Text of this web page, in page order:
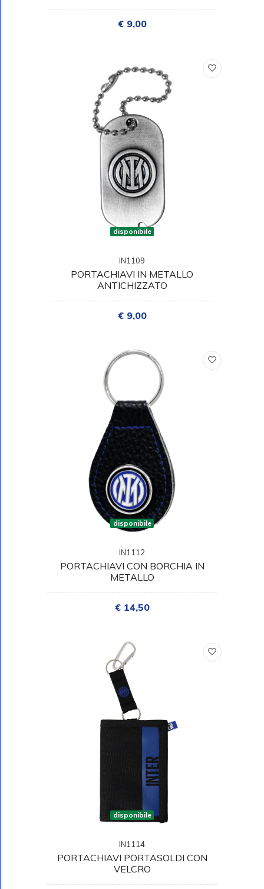
€ 9,00
disponibile
IN1109
PORTACHIAVI IN METALLO
ANTICHIZZATO
€ 9,00
disponibile
IN1112
PORTACHIAVI CON BORCHIA IN
METALLO
€ 14,50
disponibile
IN1114
PORTACHIAVI PORTASOLDI CON
VELCRO